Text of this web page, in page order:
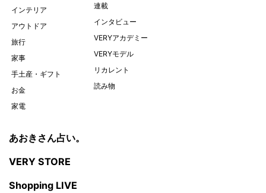
インテリア
アウトドア
旅行
家事
手土産・ギフト
お金
家電
連載
インタビュー
VERYアカデミー
VERYモデル
リカレント
読み物
あおきさん占い。
VERY STORE
Shopping LIVE